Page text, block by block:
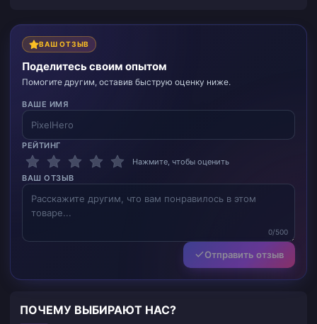
ВАШ ОТЗЫВ
Поделитесь своим опытом
Помогите другим, оставив быструю оценку ниже.
ВАШЕ ИМЯ
РЕЙТИНГ
Нажмите, чтобы оценить
ВАШ ОТЗЫВ
0/500
Отправить отзыв
ПОЧЕМУ ВЫБИРАЮТ НАС?